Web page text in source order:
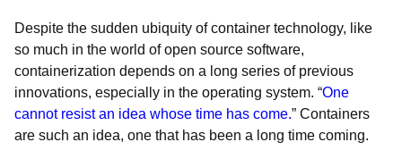
Despite the sudden ubiquity of container technology, like
so much in the world of open source software,
containerization depends on a long series of previous
innovations, especially in the operating system. “One
cannot resist an idea whose time has come.” Containers
are such an idea, one that has been a long time coming.